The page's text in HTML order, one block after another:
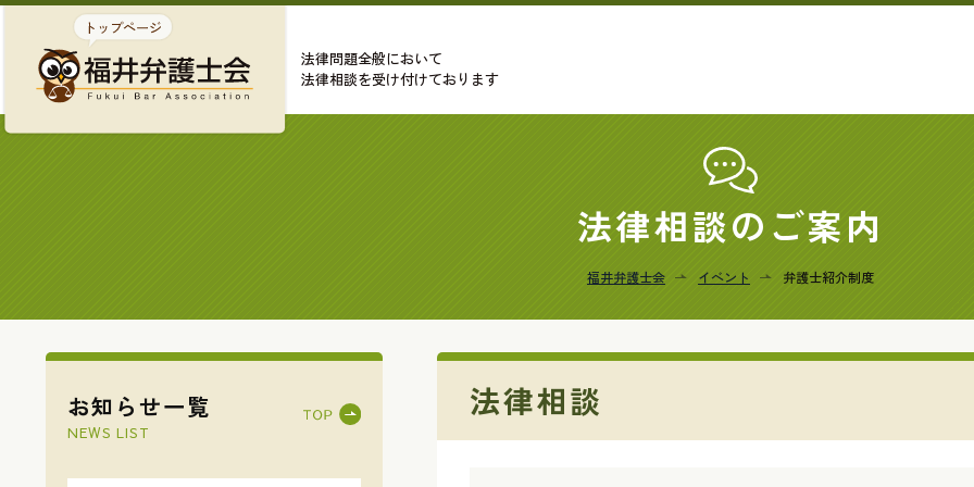
法律問題全般において
法律相談を受け付けております
法律相談のご案内
福井弁護士会 イベント 弁護士紹介制度
お知らせ一覧
NEWS LIST
法律相談